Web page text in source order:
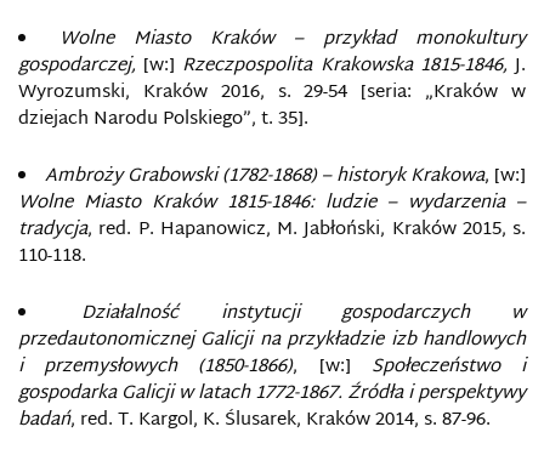
Wolne Miasto Kraków – przykład monokultury
gospodarczej, [w:] Rzeczpospolita Krakowska 1815-1846,J.
Wyrozumski, Kraków 2016, s. 29-54 [seria: „Kraków w
dziejach Narodu Polskiego”, t. 35].
Ambroży Grabowski (1782-1868) – historyk Krakowa, [w:]
Wolne Miasto Kraków 1815-1846: ludzie – wydarzenia –
tradycja, red. P. Hapanowicz, M. Jabłoński, Kraków 2015, s.
110-118.
Działalność instytucji gospodarczych w
przedautonomicznej Galicji na przykładzie izb handlowych
i przemysłowych (1850-1866), [w:] Społeczeństwo i
gospodarka Galicji w latach 1772-1867. Źródła i perspektywy
badań, red. T. Kargol, K. Ślusarek, Kraków 2014, s. 87-96.